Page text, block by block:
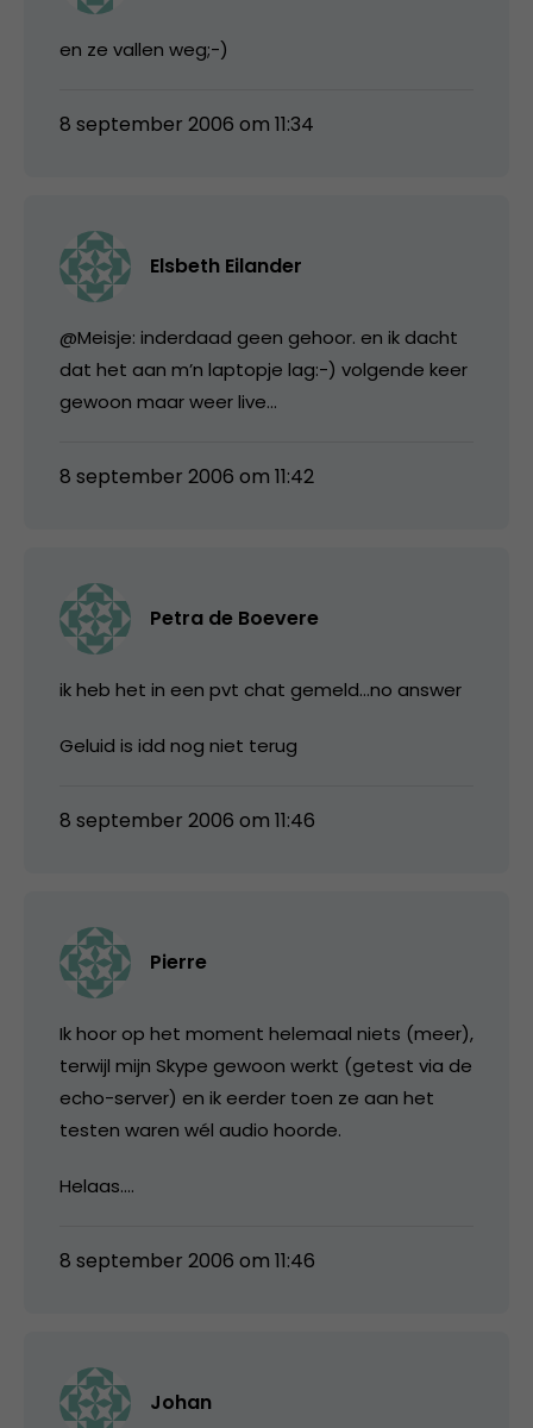
en ze vallen weg;-)
8 september 2006 om 11:34
Elsbeth Eilander
@Meisje: inderdaad geen gehoor. en ik dacht
dat het aan m’n laptopje lag:-) volgende keer
gewoon maar weer live…
8 september 2006 om 11:42
Petra de Boevere
ik heb het in een pvt chat gemeld…no answer
Geluid is idd nog niet terug
8 september 2006 om 11:46
Pierre
Ik hoor op het moment helemaal niets (meer),
terwijl mijn Skype gewoon werkt (getest via de
echo-server) en ik eerder toen ze aan het
testen waren wél audio hoorde.
Helaas….
8 september 2006 om 11:46
Johan